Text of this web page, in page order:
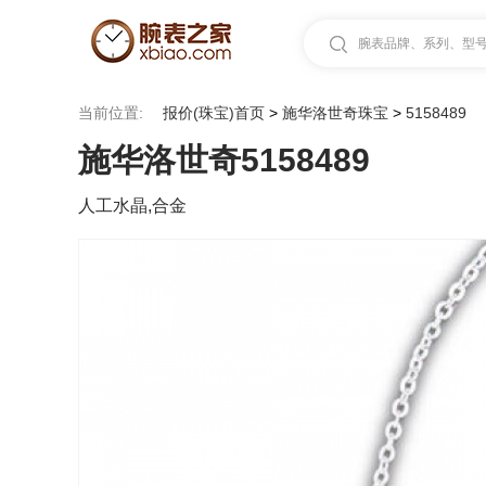
腕表品牌、系列、型
当前位置: 报价(珠宝)首页 > 施华洛世奇珠宝 > 5158489
施华洛世奇5158489
人工水晶,合金